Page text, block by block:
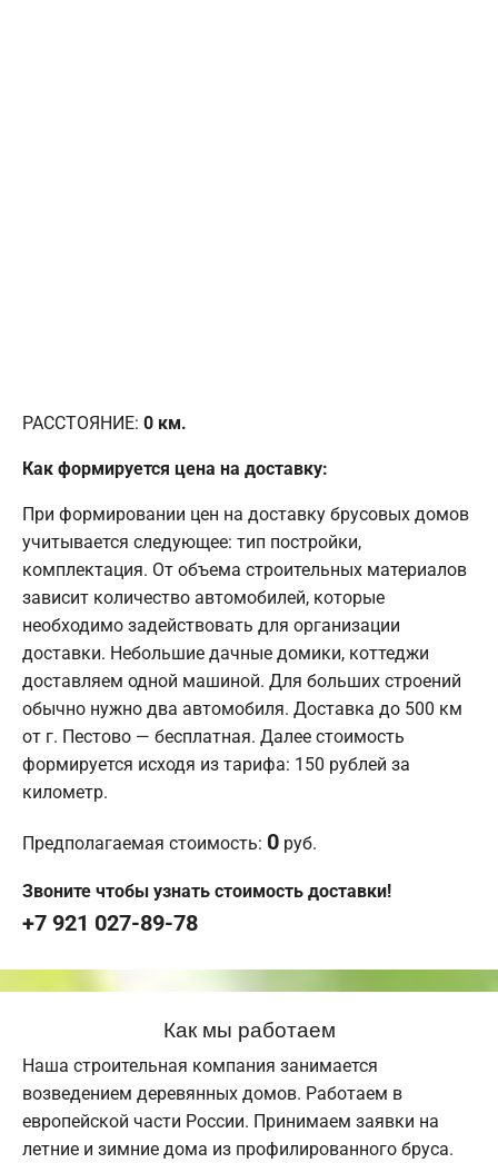
РАССТОЯНИЕ: 0 км.
Как формируется цена на доставку:
При формировании цен на доставку брусовых домов
учитывается следующее: тип постройки,
комплектация. От объема строительных материалов
зависит количество автомобилей, которые
необходимо задействовать для организации
доставки. Небольшие дачные домики, коттеджи
доставляем одной машиной. Для больших строений
обычно нужно два автомобиля. Доставка до 500 км
от г. Пестово — бесплатная. Далее стоимость
формируется исходя из тарифа: 150 рублей за
километр.
Предполагаемая стоимость: 0 руб.
Звоните чтобы узнать стоимость доставки!
+7 921 027-89-78
Как мы работаем
Наша строительная компания занимается
возведением деревянных домов. Работаем в
европейской части России. Принимаем заявки на
летние и зимние дома из профилированного бруса.